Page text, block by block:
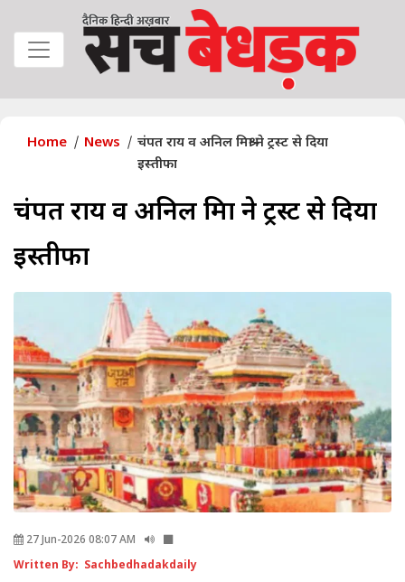
Home News
चंपत राय व अनिल मिश्रा ने ट्रस्ट से दिया
इस्तीफा
चंपत राय व अनिल मिश्रा ने ट्रस्ट से दिया
इस्तीफा
27 Jun-2026 08:07 AM
Written By: Sachbedhadakdaily